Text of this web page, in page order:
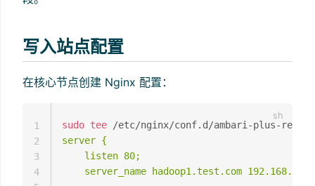
写入站点配置
在核心节点创建 Nginx 配置：
sudo tee /etc/nginx/conf.d/ambari-plus-
server {
    listen 80;
server_name hadoop1.test.com
1
2
3
4